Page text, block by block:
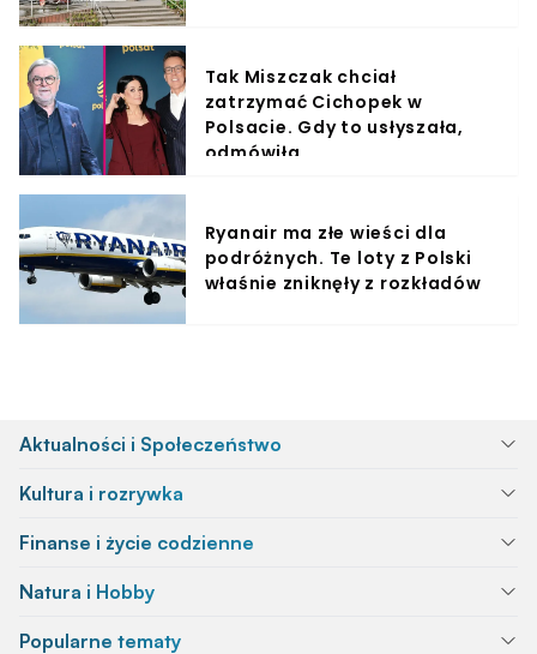
Tak Miszczak chciał
zatrzymać Cichopek w
Polsacie. Gdy to usłyszała,
odmówiła
Ryanair ma złe wieści dla
podróżnych. Te loty z Polski
właśnie zniknęły z rozkładów
Aktualności i Społeczeństwo
Kultura i rozrywka
Finanse i życie codzienne
Natura i Hobby
Popularne tematy